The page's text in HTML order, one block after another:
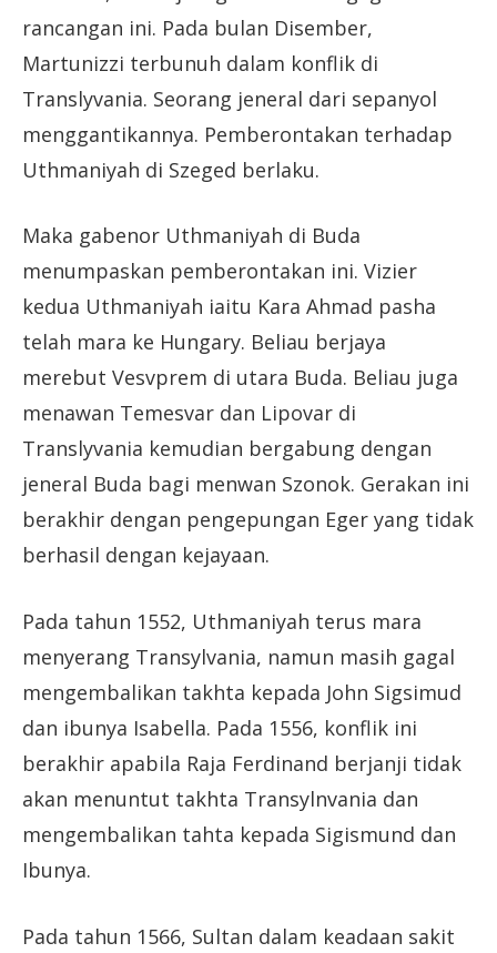
rancangan ini. Pada bulan Disember,
Martunizzi terbunuh dalam konflik di
Translyvania. Seorang jeneral dari sepanyol
menggantikannya. Pemberontakan terhadap
Uthmaniyah di Szeged berlaku.
Maka gabenor Uthmaniyah di Buda
menumpaskan pemberontakan ini. Vizier
kedua Uthmaniyah iaitu Kara Ahmad pasha
telah mara ke Hungary. Beliau berjaya
merebut Vesvprem di utara Buda. Beliau juga
menawan Temesvar dan Lipovar di
Translyvania kemudian bergabung dengan
jeneral Buda bagi menwan Szonok. Gerakan ini
berakhir dengan pengepungan Eger yang tidak
berhasil dengan kejayaan.
Pada tahun 1552, Uthmaniyah terus mara
menyerang Transylvania, namun masih gagal
mengembalikan takhta kepada John Sigsimud
dan ibunya Isabella. Pada 1556, konflik ini
berakhir apabila Raja Ferdinand berjanji tidak
akan menuntut takhta Transylnvania dan
mengembalikan tahta kepada Sigismund dan
Ibunya.
Pada tahun 1566, Sultan dalam keadaan sakit